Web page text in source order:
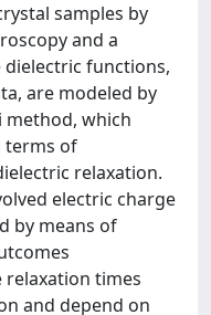
samples by
and a
functions,
are modeled by
method, which
terms of
relaxation.
electric charge
by means of
times
and depend on